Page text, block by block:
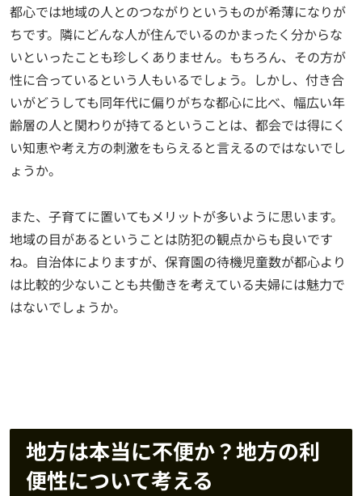
都心では地域の人とのつながりというものが希薄になりが
ちです。隣にどんな人が住んでいるのかまったく分からな
いといったことも珍しくありません。もちろん、その方が
性に合っているという人もいるでしょう。しかし、付き合
いがどうしても同年代に偏りがちな都心に比べ、幅広い年
齢層の人と関わりが持てるということは、都会では得にく
い知恵や考え方の刺激をもらえると言えるのではないでし
ょうか。
また、子育てに置いてもメリットが多いように思います。
地域の目があるということは防犯の観点からも良いです
ね。自治体によりますが、保育園の待機児童数が都心より
は比較的少ないことも共働きを考えている夫婦には魅力で
はないでしょうか。
地方は本当に不便か？地方の利
便性について考える